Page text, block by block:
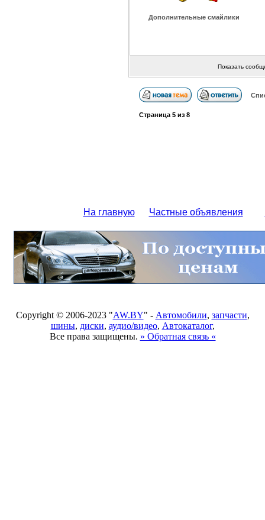
Дополнительные смайлики
Показать
Страница 5из 8
На главную Частные объявления
Copyright © 2006-2023 "AW.BY" - Автомобили, запчасти,
шины, диски, аудио/видео, Автокаталог,
Все права защищены. » Обратная связь «